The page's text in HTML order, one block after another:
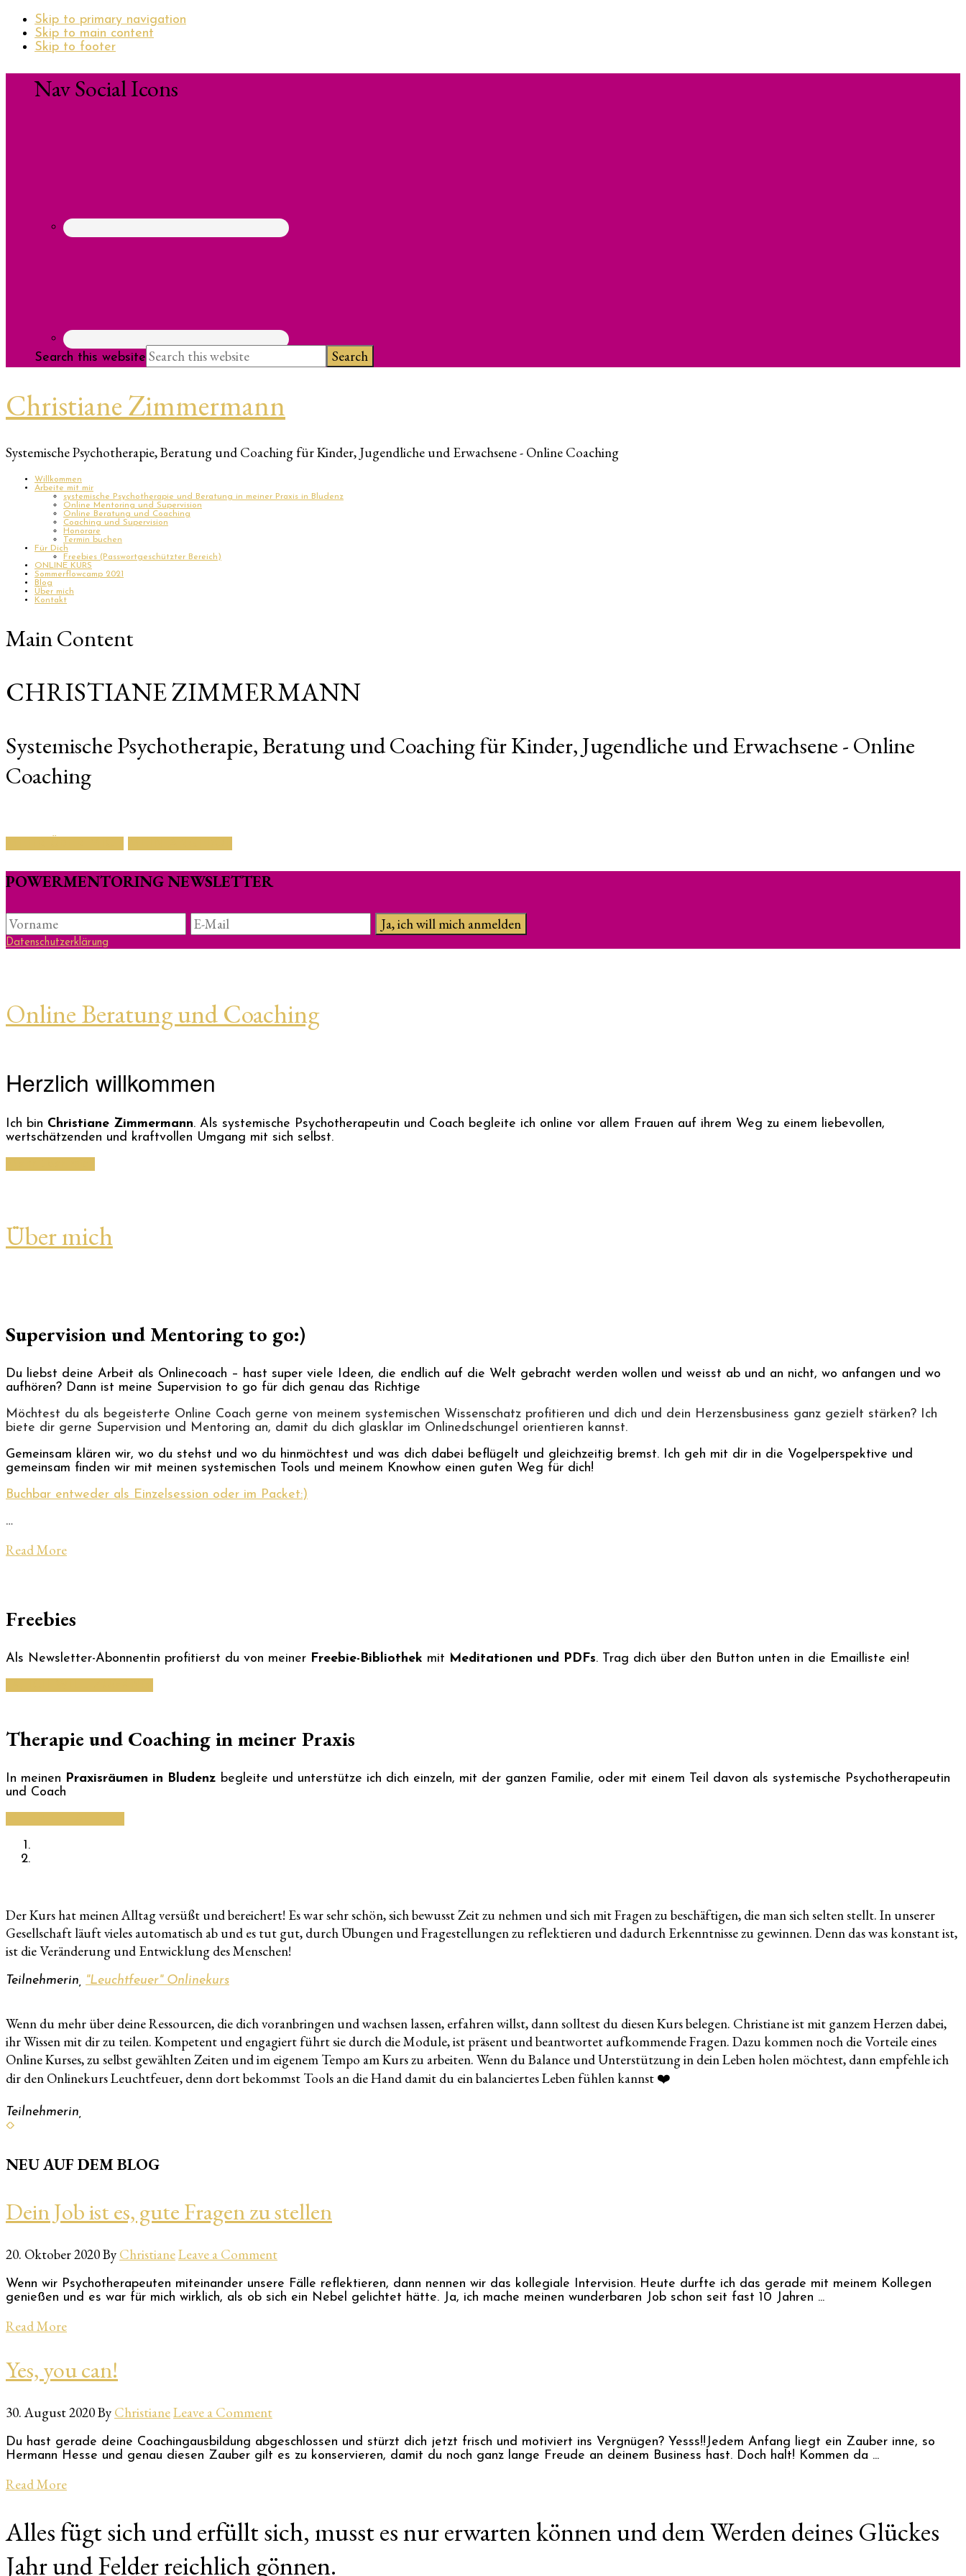
Skip to primary navigation
Skip to main content
Skip to footer
Nav Social Icons
Search this website
Christiane Zimmermann
Systemische Psychotherapie, Beratung und Coaching für Kinder, Jugendliche und Erwachsene - Online Coaching
Willkommen
Arbeite mit mir
systemische Psychotherapie und Beratung in meiner Praxis in Bludenz
Online Mentoring und Supervision
Online Beratung und Coaching
Coaching und Supervision
Honorare
Termin buchen
Für Dich
Freebies (Passwortgeschützter Bereich)
ONLINE KURS
Sommerflowcamp 2021
Blog
Über mich
Kontakt
Main Content
CHRISTIANE ZIMMERMANN
Systemische Psychotherapie, Beratung und Coaching für Kinder, Jugendliche und Erwachsene - Online
Coaching
POWERMENTORING NEWSLETTER
Datenschutzerklärung
Online Beratung und Coaching
Herzlich willkommen
Ich bin Christiane Zimmermann. Als systemische Psychotherapeutin und Coach begleite ich online vor allem Frauen auf ihrem Weg zu einem liebevollen,
wertschätzenden und kraftvollen Umgang mit sich selbst.
Über mich
Supervision und Mentoring to go:)
Du liebst deine Arbeit als Onlinecoach – hast super viele Ideen, die endlich auf die Welt gebracht werden wollen und weisst ab und an nicht, wo anfangen und wo
aufhören? Dann ist meine Supervision to go für dich genau das Richtige
Möchtest du als begeisterte Online Coach gerne von meinem systemischen Wissenschatz profitieren und dich und dein Herzensbusiness ganz gezielt stärken? Ich
biete dir gerne Supervision und Mentoring an, damit du dich glasklar im Onlinedschungel orientieren kannst.
Gemeinsam klären wir, wo du stehst und wo du hinmöchtest und was dich dabei beflügelt und gleichzeitig bremst. Ich geh mit dir in die Vogelperspektive und
gemeinsam finden wir mit meinen systemischen Tools und meinem Knowhow einen guten Weg für dich!
Buchbar entweder als Einzelsession oder im Packet:)
…
Read More
Freebies
Als Newsletter-Abonnentin profitierst du von meiner Freebie-Bibliothek mit Meditationen und PDFs. Trag dich über den Button unten in die Emailliste ein!
Therapie und Coaching in meiner Praxis
In meinen Praxisräumen in Bludenz begleite und unterstütze ich dich einzeln, mit der ganzen Familie, oder mit einem Teil davon als systemische Psychotherapeutin
und Coach
Der Kurs hat meinen Alltag versüßt und bereichert! Es war sehr schön, sich bewusst Zeit zu nehmen und sich mit Fragen zu beschäftigen, die man sich selten stellt. In unserer
Gesellschaft läuft vieles automatisch ab und es tut gut, durch Übungen und Fragestellungen zu reflektieren und dadurch Erkenntnisse zu gewinnen. Denn das was konstant ist,
ist die Veränderung und Entwicklung des Menschen!
Teilnehmerin, "Leuchtfeuer" Onlinekurs
Wenn du mehr über deine Ressourcen, die dich voranbringen und wachsen lassen, erfahren willst, dann solltest du diesen Kurs belegen. Christiane ist mit ganzem Herzen dabei,
ihr Wissen mit dir zu teilen. Kompetent und engagiert führt sie durch die Module, ist präsent und beantwortet aufkommende Fragen. Dazu kommen noch die Vorteile eines
Online Kurses, zu selbst gewählten Zeiten und im eigenem Tempo am Kurs zu arbeiten. Wenn du Balance und Unterstützung in dein Leben holen möchtest, dann empfehle ich
dir den Onlinekurs Leuchtfeuer, denn dort bekommst Tools an die Hand damit du ein balanciertes Leben fühlen kannst ❤️
Teilnehmerin,
NEU AUF DEM BLOG
Dein Job ist es, gute Fragen zu stellen
20. Oktober 2020By ChristianeLeave a Comment
Wenn wir Psychotherapeuten miteinander unsere Fälle reflektieren, dann nennen wir das kollegiale Intervision. Heute durfte ich das gerade mit meinem Kollegen
genießen und es war für mich wirklich, als ob sich ein Nebel gelichtet hätte. Ja, ich mache meinen wunderbaren Job schon seit fast 10 Jahren ...
Read More
Yes, you can!
30. August 2020By ChristianeLeave a Comment
Du hast gerade deine Coachingausbildung abgeschlossen und stürzt dich jetzt frisch und motiviert ins Vergnügen? Yesss!!Jedem Anfang liegt ein Zauber inne, so
Hermann Hesse und genau diesen Zauber gilt es zu konservieren, damit du noch ganz lange Freude an deinem Business hast. Doch halt! Kommen da ...
Read More
Alles fügt sich und erfüllt sich, musst es nur erwarten können und dem Werden deines Glückes
Jahr und Felder reichlich gönnen.